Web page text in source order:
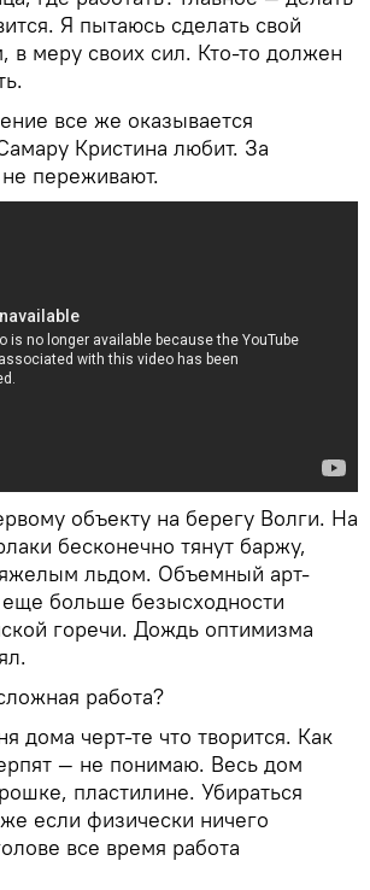
Я пытаюсь сделать свой
в меру своих сил. Кто-то должен
все же оказывается
Кристина любит. За
переживают.
объекту на берегу Волги. На
бесконечно тянут баржу,
льдом. Объемный арт-
еще больше безысходности
горечи. Дождь оптимизма
работа?
дома черт-те что творится. Как
— не понимаю. Весь дом
пластилине. Убираться
если физически ничего
все время работа